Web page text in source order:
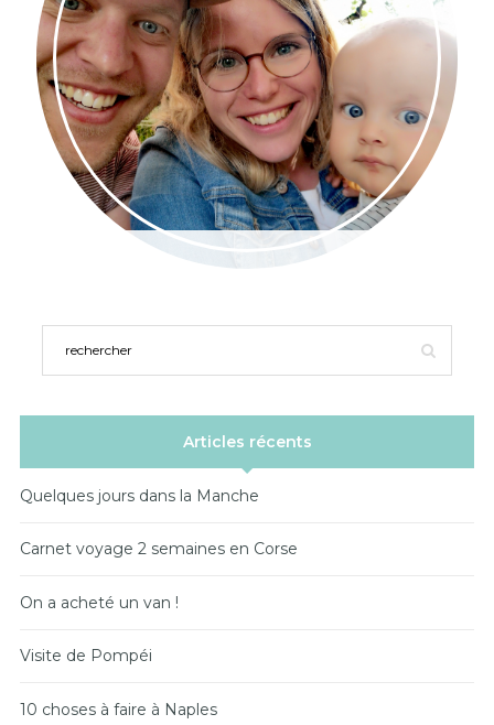
Articles récents
Quelques jours dans la Manche
Carnet voyage 2 semaines en Corse
On a acheté un van !
Visite de Pompéi
10 choses à faire à Naples